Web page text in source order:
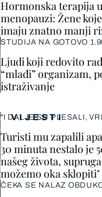
VIJESTI
"I DALJE SU PLESALI,
Turisti mu zapalili
30 minuta nestalo je
našeg života,
možemo oka sklopiti"
ČEKA SE NALAZ
Hormonska terapija u
menopauzi: Žene
imaju znatno manji
STUDIJA NA GOTOVO
Ljudi koji redovito
“mlađi” organizam,
istraživanje